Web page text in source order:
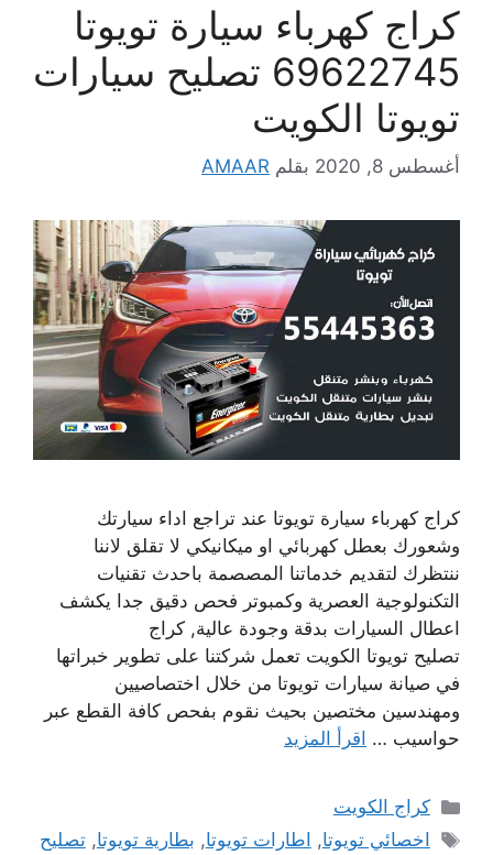
كراج كهرباء سيارة تويوتا
69622745 تصليح سيارات
تويوتا الكويت
أغسطس 8, 2020 بقلم AMAAR
كراج كهرباء سيارة تويوتا عند تراجع اداء سيارتك
وشعورك بعطل كهربائي او ميكانيكي لا تقلق لاننا
ننتظرك لتقديم خدماتنا المصصمة باحدث تقنيات
التكنولوجية العصرية وكمبوتر فحص دقيق جدا يكشف
اعطال السيارات بدقة وجودة عالية, كراج
تصليح تويوتا الكويت تعمل شركتنا على تطوير خبراتها
في صيانة سيارات تويوتا من خلال اختصاصيين
ومهندسين مختصين بحيث نقوم بفحص كافة القطع عبر
حواسيب … اقرأ المزيد
التصنيفات
كراج الكويت
الوسوم
اخصائي تويوتا, اطارات تويوتا, بطارية تويوتا,تصليح